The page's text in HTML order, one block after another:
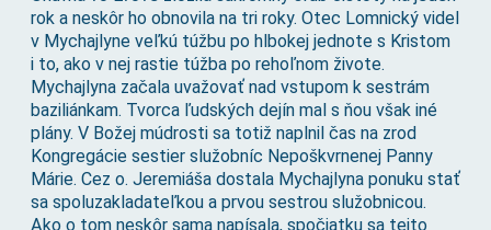
rok a neskôr ho obnovila na tri roky. Otec Lomnický videl
v Mychajlyne veľkú túžbu po hlbokej jednote s Kristom
i to, ako v nej rastie túžba po rehoľnom živote.
Mychajlyna začala uvažovať nad vstupom k sestrám
baziliánkam. Tvorca ľudských dejín mal s ňou však iné
plány. V Božej múdrosti sa totiž naplnil čas na zrod
Kongregácie sestier služobníc Nepoškvrnenej Panny
Márie. Cez o. Jeremiáša dostala Mychajlyna ponuku stať
sa spoluzakladateľkou a prvou sestrou služobnicou.
Ako o tom neskôr sama napísala, spočiatku sa tejto